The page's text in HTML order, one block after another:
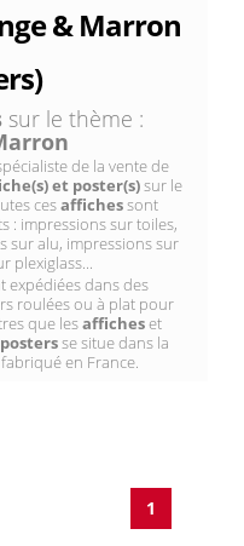
& Marron
sur le thème :
de la vente de
et poster(s)sur le
cesaffichessont
: impressions sur toiles,
sur alu, impressions sur
plexiglass...
expédiées dans des
roulées ou à plat pour
que lesafficheset
postersse situe dans la
en France.
1